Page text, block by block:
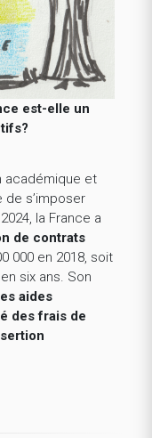
est-elle un
académique et
s’imposer
la France a
de contrats
000 en 2018, soit
six ans. Son
aides
des frais de